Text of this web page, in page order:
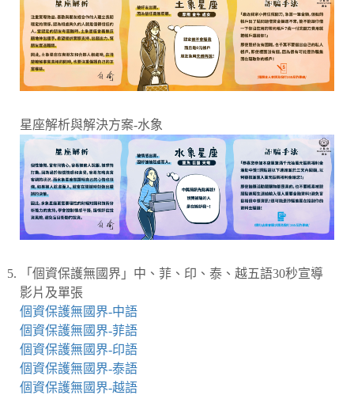
星座解析與解決方案-水象
「個資保護無國界」中、菲、印、泰、越五語30秒宣導
影片及單張
個資保護無國界-中語
個資保護無國界-菲語
個資保護無國界-印語
個資保護無國界-泰語
個資保護無國界-越語